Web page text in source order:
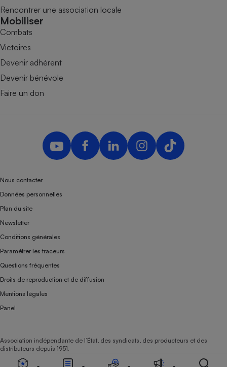
Rencontrer une association locale
Mobiliser
Combats
Victoires
Devenir adhérent
Devenir bénévole
Faire un don
Nous contacter
Données personnelles
Plan du site
Newsletter
Conditions générales
Paramétrer les traceurs
Questions fréquentes
Droits de reproduction et de diffusion
Mentions légales
Panel
Association indépendante de l’État, des syndicats, des producteurs et des
distributeurs depuis 1951.